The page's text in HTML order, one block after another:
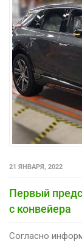
21 ЯНВАРЯ, 2022
Первый
с конвейера
Согласно